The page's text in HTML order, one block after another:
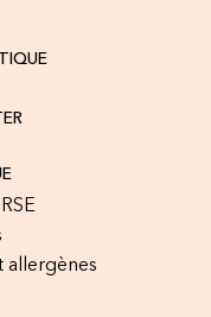
allergènes